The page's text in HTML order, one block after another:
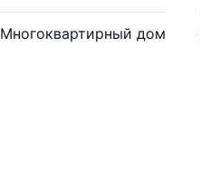
Многоквартирный дом